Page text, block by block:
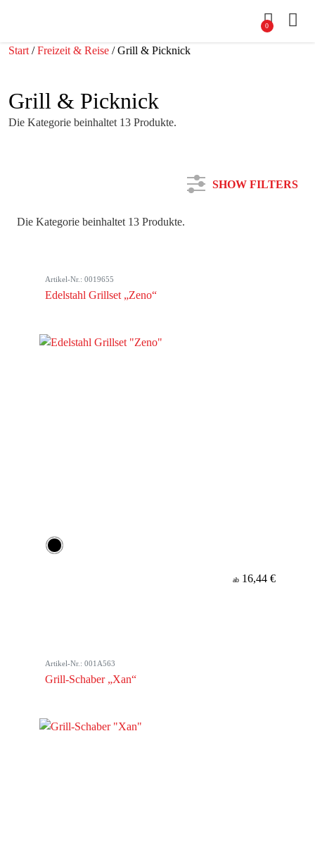
0
Start /Freizeit & Reise / Grill & Picknick
Grill & Picknick
Die Kategorie beinhaltet 13 Produkte.
SHOW FILTERS
Farbe
Die Kategorie beinhaltet 13 Produkte.
Artikel-Nr.: 0019655
Edelstahl Grillset „Zeno“
ab 16,44 €
Artikel-Nr.: 001A563
Grill-Schaber „Xan“